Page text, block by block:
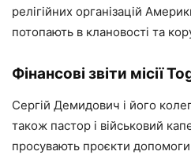
релігійних організацій
потопають в клановості та
Фінансові звіти місії
Сергій Демидович і його
також пастор і військовий
просувають проєкти